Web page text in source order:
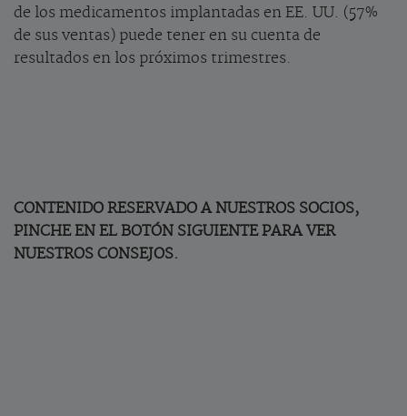
de los medicamentos implantadas en EE. UU. (57%
de sus ventas) puede tener en su cuenta de
resultados en los próximos trimestres.
CONTENIDO RESERVADO A NUESTROS SOCIOS,
PINCHE EN EL BOTÓN SIGUIENTE PARA VER
NUESTROS CONSEJOS.